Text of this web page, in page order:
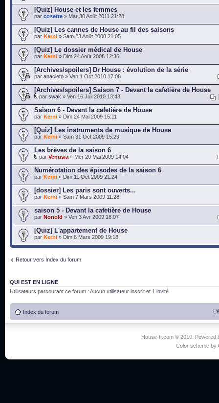
[Quiz] House et les femmes
par cosette » Mar 30 Août 2011 21:28
[Quiz] Les cannes de House au fil des saisons
par Kerni » Sam 23 Août 2008 21:05
[Quiz] Le dossier médical de House
par Kerni » Dim 24 Août 2008 12:36
[Archives/spoilers] Dr House : évolution de la série
par anacleto » Ven 1 Oct 2010 17:08
[Archives/spoilers] Saison 7 - Devant la cafetière de House
par swak » Ven 16 Juil 2010 13:43
Saison 6 - Devant la cafetière de House
par Kerni » Dim 24 Mai 2009 15:11
[Quiz] Les instruments de musique de House
par Kerni » Sam 31 Oct 2009 15:29
Les brèves de la saison 6
par Venusia » Mer 20 Mai 2009 14:04
Numérotation des épisodes de la saison 6
par Kerni » Dim 11 Oct 2009 21:24
[dossier] Les paris sont ouverts...
par Kerni » Sam 7 Mars 2009 11:28
saison 5 - Devant la cafetière de House
par Nonold » Ven 3 Avr 2009 18:07
[Quiz] L'appartement de House
par Kerni » Dim 8 Mars 2009 19:18
Retour vers Index du forum
QUI EST EN LIGNE
Utilisateurs parcourant ce forum : Aucun utilisateur inscrit et 1 invité
Index du forum
House-fr.com © 2010. Powered
Color scheme by